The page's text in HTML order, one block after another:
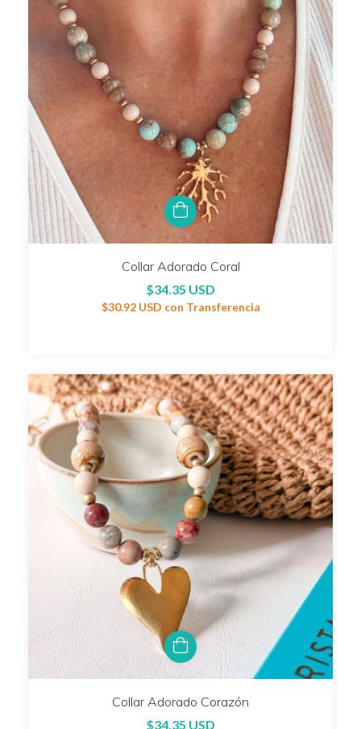
Collar Adorado Coral
$34.35 USD
$30.92 USD con Transferencia
Collar Adorado Corazón
$34.35 USD